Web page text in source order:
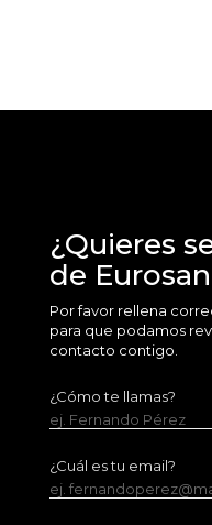
¿Quieres
de
Por favor rellena
para que podamos
contacto contigo.
¿Cómo te llamas?
ej. Fernando Pérez
¿Cuál es tu email?
ej.